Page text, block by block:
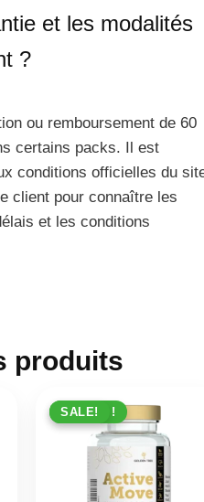
et les modalités
?
ou remboursement de 60
certains packs. Il est
conditions officielles du
client pour connaître les
et les conditions
produits
PROMO !
SALE!